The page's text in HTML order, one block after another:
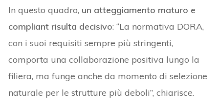
In questo quadro, un atteggiamento maturo e
compliant risulta decisivo: “La normativa DORA,
con i suoi requisiti sempre più stringenti,
comporta una collaborazione positiva lungo la
filiera, ma funge anche da momento di selezione
naturale per le strutture più deboli”, chiarisce.